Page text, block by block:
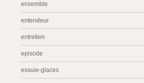
ensemble
entendeur
entretien
episode
essuie-glaces